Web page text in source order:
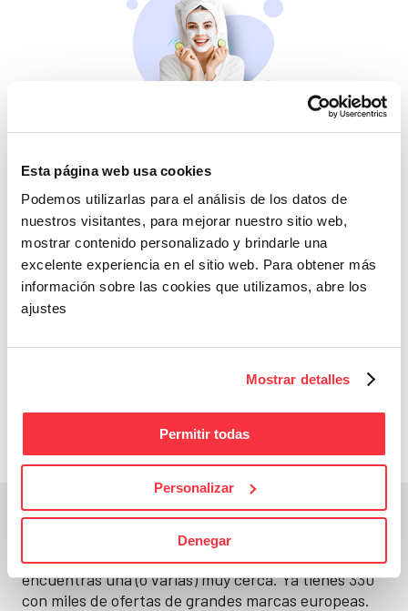
Esta página web usa cookies
Podemos utilizarlas para el análisis de los datos de
nuestros visitantes, para mejorar nuestro sitio web,
mostrar contenido personalizado y brindarle una
excelente experiencia en el sitio web. Para obtener más
información sobre las cookies que utilizamos, abre los
ajustes
Mostrar detalles
Permitir todas
Personalizar
Denegar
Belleza
Si no te mimas tú…
Adelántate a todos y
En un segundo, la encuentras.
No paramos de abrirtiendas. Seguro que
encuentras una (o varias) muy cerca. Ya tienes330
con miles de ofertas de grandes marcas europeas.